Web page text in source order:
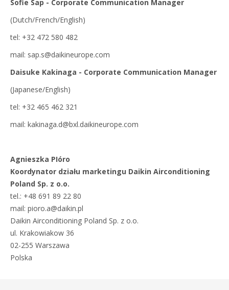
Sofie Sap - Corporate Communication Manager
(Dutch/French/English)
tel: +32 472 580 482
mail: sap.s@daikineurope.com
Daisuke Kakinaga - Corporate Communication Manager
(Japanese/English)
tel: +32 465 462 321
mail: kakinaga.d@bxl.daikineurope.com
Agnieszka PIóro
Koordynator działu marketingu Daikin Airconditioning
Poland Sp. z o.o.
tel.: +48 691 89 22 80
mail: pioro.a@daikin.pl
Daikin Airconditioning Poland Sp. z o.o.
ul. Krakowiakow 36
02-255 Warszawa
Polska